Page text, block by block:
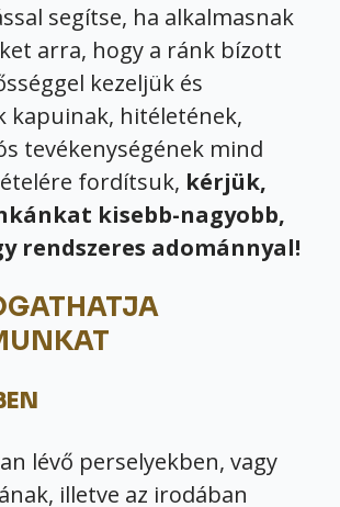
segítse, ha alkalmasnak
arra, hogy a ránk bízott
kezeljük és
kapuinak, hitéletének,
tevékenységének mind
fordítsuk, kérjük,
kisebb-nagyobb,
rendszeres adománnyal!
lévő perselyekben, vagy
illetve az irodában